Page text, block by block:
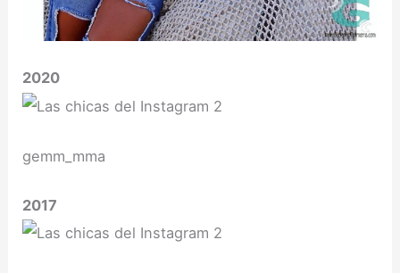
2020
gemm_mma
2017